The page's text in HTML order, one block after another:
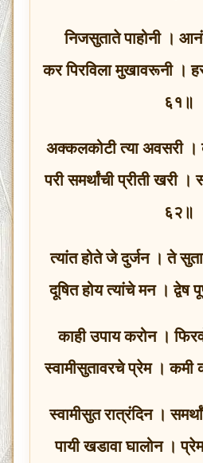
निजसुताते पाहोनी ।
कर पिरविला मुखावरूनी ।
६१॥
अक्कलकोटी त्या अवसरी ।
परी समर्थांची प्रीती खरी ।
६२॥
त्यांत होते जे दुर्जन । ते
दूषित होय त्यांचे मन । द्वेष
काही उपाय करोन ।
स्वामीसुतावरचे प्रेम ।
स्वामीसुत रात्रंदिन ।
पायी खडावा घालोन ।